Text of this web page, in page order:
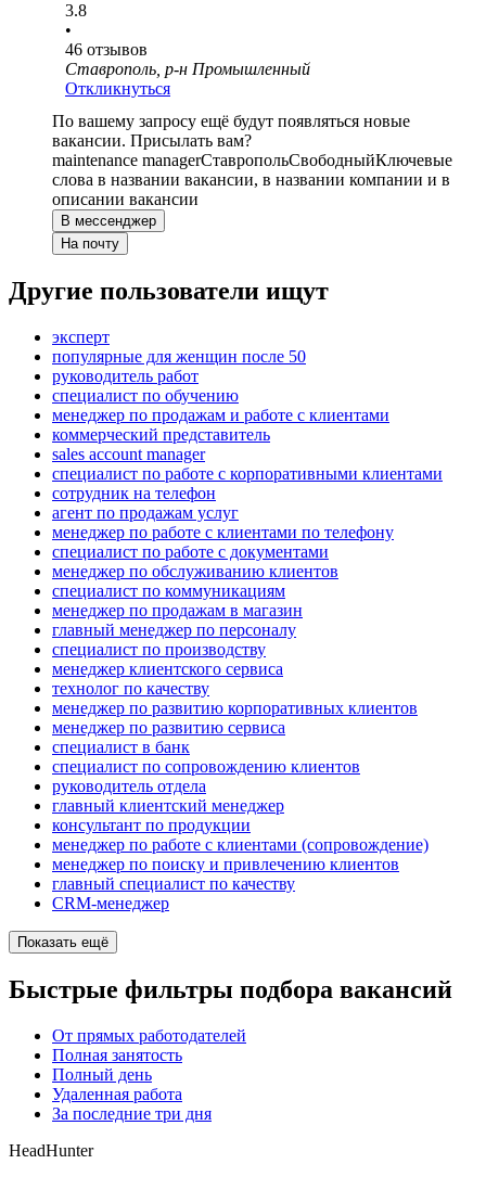
3.8
•
46 отзывов
Ставрополь, р-н Промышленный
Откликнуться
По вашему запросу ещё будут появляться новые
вакансии. Присылать вам?
maintenance managerСтавропольСвободныйКлючевые
слова в названии вакансии, в названии компании и в
описании вакансии
В мессенджер
На почту
Другие пользователи ищут
эксперт
популярные для женщин после 50
руководитель работ
специалист по обучению
менеджер по продажам и работе с клиентами
коммерческий представитель
sales account manager
специалист по работе с корпоративными клиентами
сотрудник на телефон
агент по продажам услуг
менеджер по работе с клиентами по телефону
специалист по работе с документами
менеджер по обслуживанию клиентов
специалист по коммуникациям
менеджер по продажам в магазин
главный менеджер по персоналу
специалист по производству
менеджер клиентского сервиса
технолог по качеству
менеджер по развитию корпоративных клиентов
менеджер по развитию сервиса
специалист в банк
специалист по сопровождению клиентов
руководитель отдела
главный клиентский менеджер
консультант по продукции
менеджер по работе с клиентами (сопровождение)
менеджер по поиску и привлечению клиентов
главный специалист по качеству
CRM-менеджер
Показать ещё
Быстрые фильтры подбора вакансий
От прямых работодателей
Полная занятость
Полный день
Удаленная работа
За последние три дня
HeadHunter